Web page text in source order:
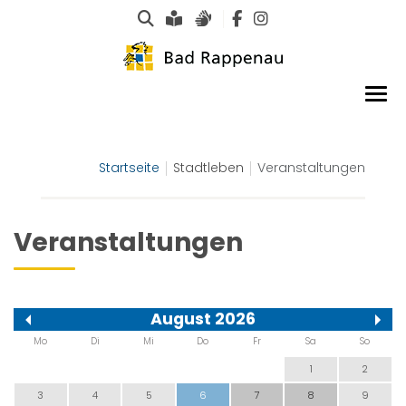
Suche
Leichte Sprache
Gebärdensprachen
Startseite Stadtleben Veranstaltungen
Veranstaltungen
August 2026
Mo Di Mi Do Fr Sa So
1
2
3
4 5 6 7 8
9